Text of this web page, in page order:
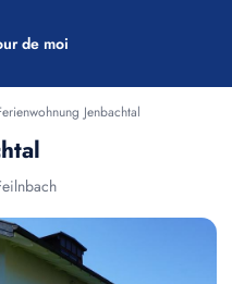
de moi
Jenbachtal